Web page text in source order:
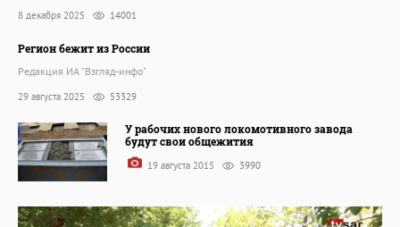
8 декабря 2025 14001
Регион бежит из России
Редакция ИА "Взгляд-инфо"
29 августа 2025 53329
У рабочих нового локомотивного завода
будут свои общежития
19 августа 2015 3990